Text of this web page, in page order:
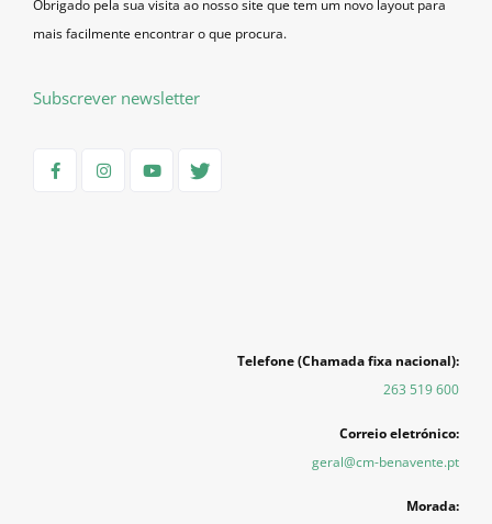
Obrigado pela sua visita ao nosso site que tem um novo layout para
mais facilmente encontrar o que procura.
Subscrever newsletter
Telefone (Chamada fixa nacional):
263 519 600
Correio eletrónico:
geral@cm-benavente.pt
Morada: